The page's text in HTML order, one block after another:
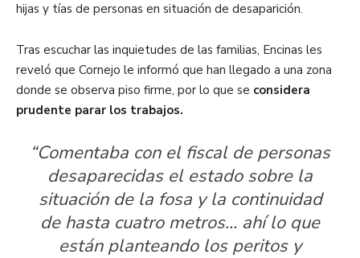
hijas y tías de personas en situación de desaparición.
Tras escuchar las inquietudes de las familias, Encinas les
reveló que Cornejo le informó que han llegado a una zona
donde se observa piso firme, por lo que se considera
prudente parar los trabajos.
“Comentaba con el fiscal de personas
desaparecidas el estado sobre la
situación de la fosa y la continuidad
de hasta cuatro metros… ahí lo que
están planteando los peritos y